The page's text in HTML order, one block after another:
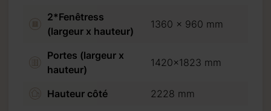
2*Fenêtress
(largeur x hauteur)
1360 x 960 mm
Portes (largeur x
hauteur)
1420x1823 mm
Hauteur côté
2228 mm